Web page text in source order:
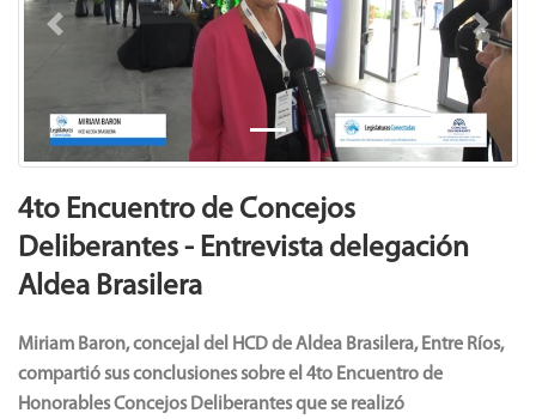
Previous Next
4to Encuentro de Concejos
Deliberantes - Entrevista delegación
Aldea Brasilera
Miriam Baron, concejal del HCD de Aldea Brasilera, Entre Ríos,
compartió sus conclusiones sobre el 4to Encuentro de
Honorables Concejos Deliberantes que se realizó